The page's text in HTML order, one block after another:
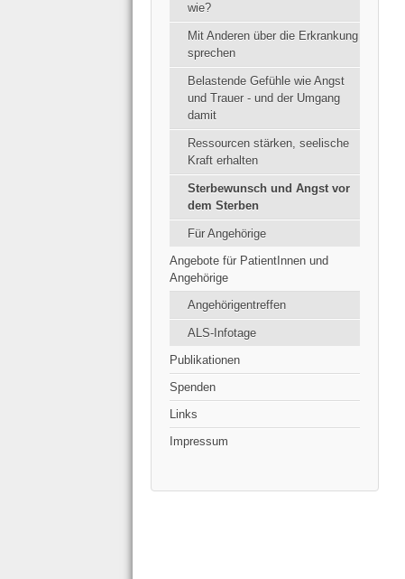
wie?
Mit Anderen über die Erkrankung
sprechen
Belastende Gefühle wie Angst
und Trauer - und der Umgang
damit
Ressourcen stärken, seelische
Kraft erhalten
Sterbewunsch und Angst vor
dem Sterben
Für Angehörige
Angebote für PatientInnen und
Angehörige
Angehörigentreffen
ALS-Infotage
Publikationen
Spenden
Links
Impressum